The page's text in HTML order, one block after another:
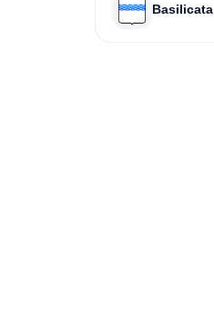
Basilicata